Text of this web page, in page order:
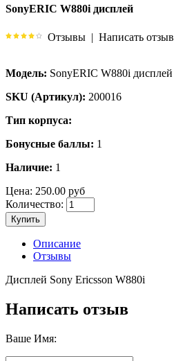
SonyERIC W880i дисплей
Отзывы | Написать отзыв
Модель: SonyERIC W880i дисплей
SKU (Артикул): 200016
Тип корпуса:
Бонусные баллы: 1
Наличие: 1
Цена: 250.00 руб
Количество:
Купить
Описание
Отзывы
Дисплей Sony Ericsson W880i
Написать отзыв
Ваше Имя: